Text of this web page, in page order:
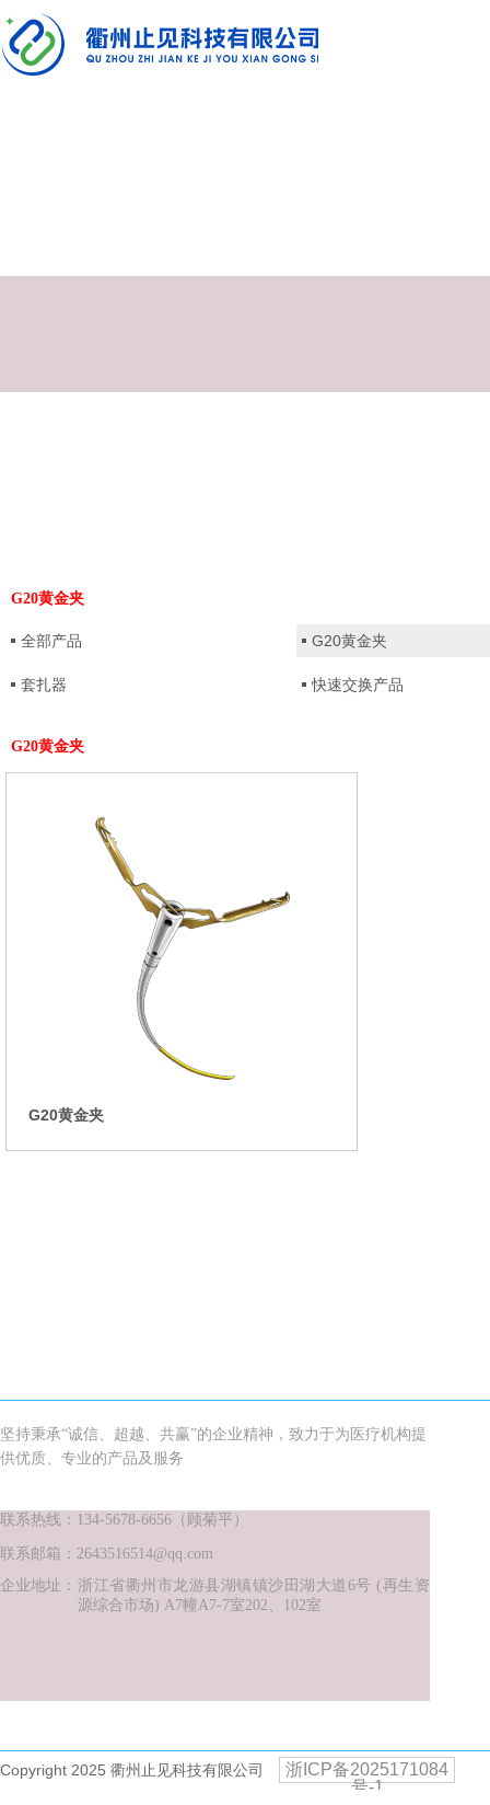
G20黄金夹
全部产品 G20黄金夹
套扎器 快速交换产品
G20黄金夹
G20黄金夹
联系热线：134-5678-6656（顾菊平）
联系邮箱：2643516514@qq.com
浙江省衢州市龙游县湖镇镇沙田湖大道6号(再生资
源综合市场) A7幢A7-7室202、102室
企业地址：
Copyright 2025 衢州止见科技有限公司
坚持秉承“诚信、超越、共赢”的企业精神，致力于为医疗机构提
供优质、专业的产品及服务
浙ICP备2025171084
号-1